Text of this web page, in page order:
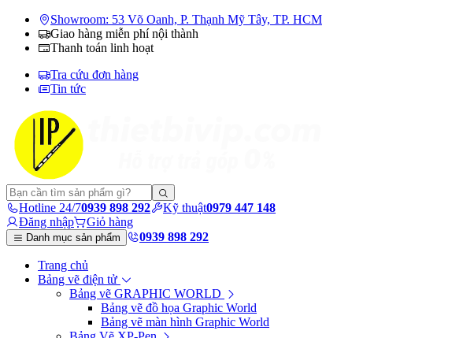
Showroom: 53 Võ Oanh, P. Thạnh Mỹ Tây, TP. HCM
Giao hàng miễn phí nội thành
Thanh toán linh hoạt
Tra cứu đơn hàng
Tin tức
Hotline 24/70939 898 292 Kỹ thuật0979 447 148
Đăng nhập
Giỏ hàng
Danh mục sản phẩm 0939 898 292
Trang chủ
Bảng vẽ điện tử
Bảng vẽ GRAPHIC WORLD
Bảng vẽ đồ họa Graphic World
Bảng vẽ màn hình Graphic World